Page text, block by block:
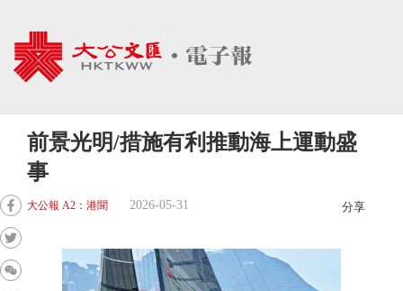
前景光明/措施有利推動海上運動盛
事
大公報 A2：港聞 2026-05-31 分享